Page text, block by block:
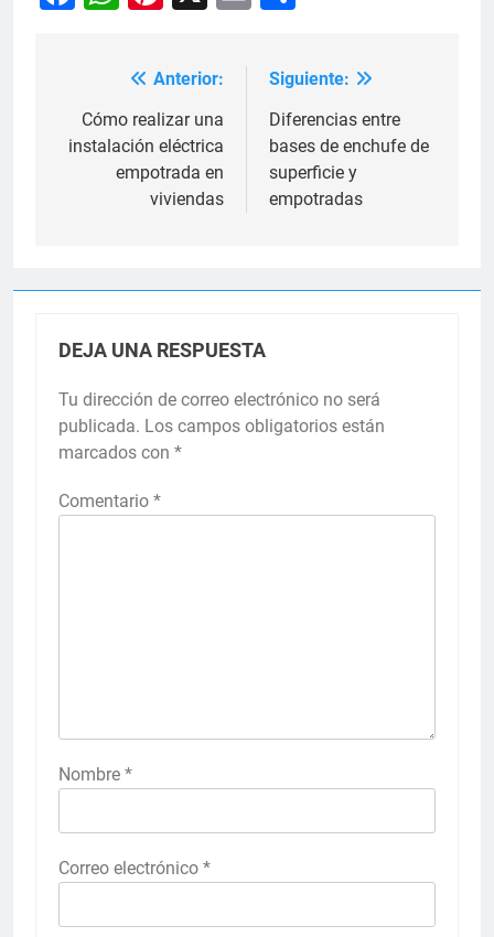
Navegación
de
entradas
Anterior:
Cómo realizar una
instalación eléctrica
empotrada en
viviendas
Siguiente:
Diferencias entre
bases de enchufe de
superficie y
empotradas
DEJA UNA RESPUESTA
Tu dirección de correo electrónico no será
publicada. Los campos obligatorios están
marcados con *
Comentario *
Nombre *
Correo electrónico *